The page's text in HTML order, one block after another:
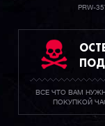
PRW-
ВСЕ ЧТО ВАМ
ПОКУПКОЙ